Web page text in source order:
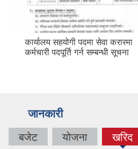
कार्यालय सहयोगी पदमा सेवा करारमा
कर्मचारी पदपूर्ति गर्न सम्बन्धी सूचना
जानकारी
बजेट योजना खरिद
(active